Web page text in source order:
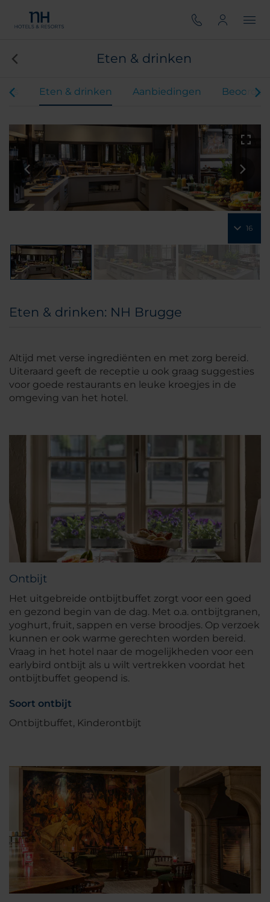
Eten & drinken
Eten & drinken Aanbiedingen
16
Eten & drinken: NH Brugge
Altijd met verse ingrediënten en met zorg bereid.
Uiteraard geeft de receptie u ook graag suggesties
voor goede restaurants en leuke kroegjes in de
omgeving van het hotel.
Ontbijt
Het uitgebreide ontbijtbuffet zorgt voor een goed
en gezond begin van de dag. Met o.a. ontbijtgranen,
yoghurt, fruit, sappen en verse broodjes. Op verzoek
kunnen er ook warme gerechten worden bereid.
Vraag in het hotel naar de mogelijkheden voor een
earlybird ontbijt als u wilt vertrekken voordat het
ontbijtbuffet geopend is.
Soort ontbijt
Ontbijtbuffet, Kinderontbijt